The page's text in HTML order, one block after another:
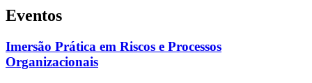
Eventos
Imersão Prática em Riscos e Processos
Organizacionais